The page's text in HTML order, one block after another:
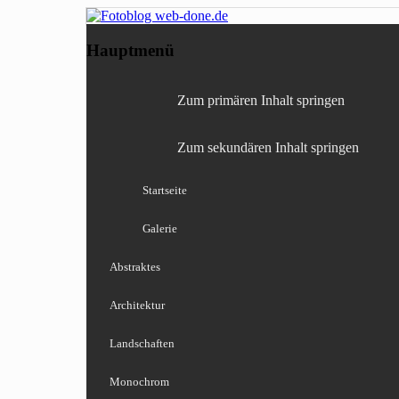
Fotoblog web-
Hauptmenü
Zum primären Inhalt springen
Zum sekundären Inhalt springen
Startseite
Galerie
Abstraktes
Architektur
Landschaften
Monochrom